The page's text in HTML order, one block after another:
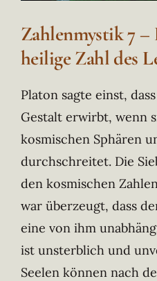
Zahlenmystik 7 –
heilige Zahl des
Platon sagte einst,
Gestalt erwirbt, wenn
kosmischen Sphären
durchschreitet. Die
den kosmischen
war überzeugt, dass
eine von ihm
ist unsterblich und
Seelen können nach